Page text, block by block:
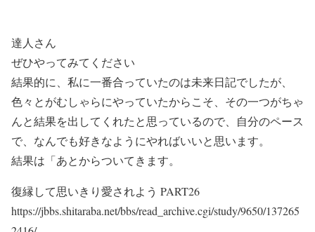
達人さん
ぜひやってみてください
結果的に、私に一番合っていたのは未来日記でしたが、
色々とがむしゃらにやっていたからこそ、その一つがちゃ
んと結果を出してくれたと思っているので、自分のペース
で、なんでも好きなようにやればいいと思います。
結果は「あとからついてきます。
復縁して思いきり愛されよう PART26
https://jbbs.shitaraba.net/bbs/read_archive.cgi/study/9650/137265